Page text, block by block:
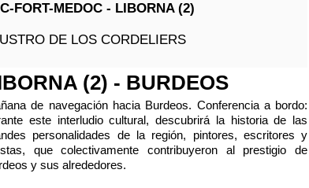
correderas,
FORT-MEDOC - LIBORNA (2)
DE LOS CORDELIERS
(2) - BURDEOS
de navegación hacia Burdeos. Conferencia a bordo:
este interludio cultural, descubrirá la historia de las
personalidades de la región, pintores, escritores y
que colectivamente contribuyeron al prestigio de
y sus alrededores.